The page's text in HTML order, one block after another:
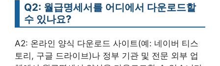
Q2: 월급명세서를 어디에서 다운로드할
수 있나요?
A2: 온라인 양식 다운로드 사이트(예: 네이버 티스
토리, 구글 드라이브)나 정부 기관 및 전문 외부 업